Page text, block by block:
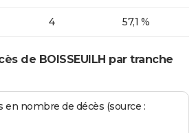
4 57,1 %
de BOISSEUILH par tranche
nombre de décès (source :